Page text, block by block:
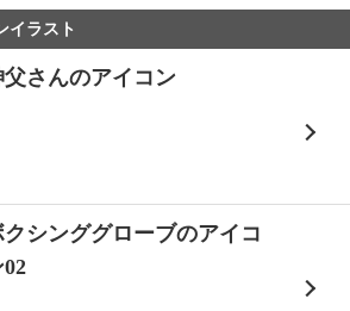
イラスト
父さんのアイコン
クシンググローブのアイコ
02